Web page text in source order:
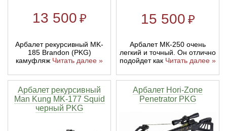
13 500 ₽
Арбалет рекурсивный MK-
185 Brandon (PKG)
камуфляж Читать далее »
15 500 ₽
Арбалет МК-250 очень
легкий и точный. Он отлично
подойдет как Читать далее »
Арбалет рекурсивный
Man Kung MK-177 Squid
черный PKG
Арбалет Hori-Zone
Penetrator PKG